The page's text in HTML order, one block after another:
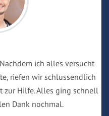
ich alles versucht
riefen wir schlussendlich
zur Hilfe. Alles ging schnell
Dank nochmal.